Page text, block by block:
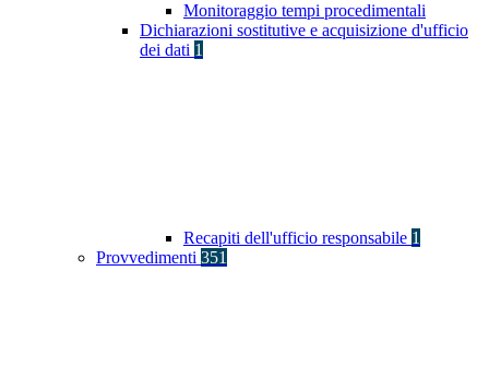
Monitoraggio tempi procedimentali
Dichiarazioni sostitutive e acquisizione d'ufficio
dei dati 1
Recapiti dell'ufficio responsabile 1
Provvedimenti 351